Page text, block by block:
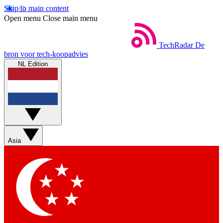
Skip to main content
Open menu Close main menu
TechRadar De
bron voor tech-koopadvies
NL Edition
Asia